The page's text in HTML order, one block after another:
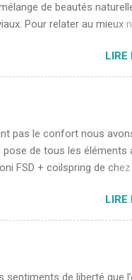
de beautés
Pour relater au mieux
pour explorer la
surement, les villes
elles sont souvent des
l’œil, son passé évocateur
arpe...
LIRE
pas le confort nous
de tous les éléments
FSD + coilspring de
cale au sommet du
sa suspension et donc
en fonction de l'état de
est plus grand et possède
LIRE
de liberté que